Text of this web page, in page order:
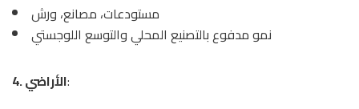
مستودعات، مصانع، ورش
نمو مدفوع بالتصنيع المحلي والتوسع اللوجستي
4. الأراضي: